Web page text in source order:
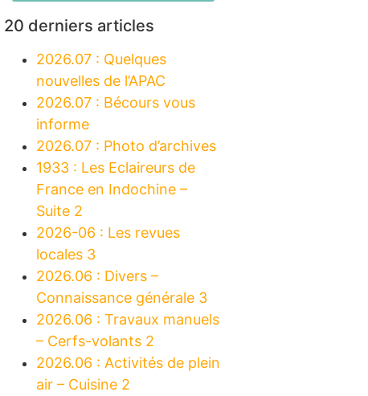
20 derniers articles
2026.07 : Quelques
nouvelles de l’APAC
2026.07 : Bécours vous
informe
2026.07 : Photo d’archives
1933 : Les Eclaireurs de
France en Indochine –
Suite 2
2026-06 : Les revues
locales 3
2026.06 : Divers –
Connaissance générale 3
2026.06 : Travaux manuels
– Cerfs-volants 2
2026.06 : Activités de plein
air – Cuisine 2